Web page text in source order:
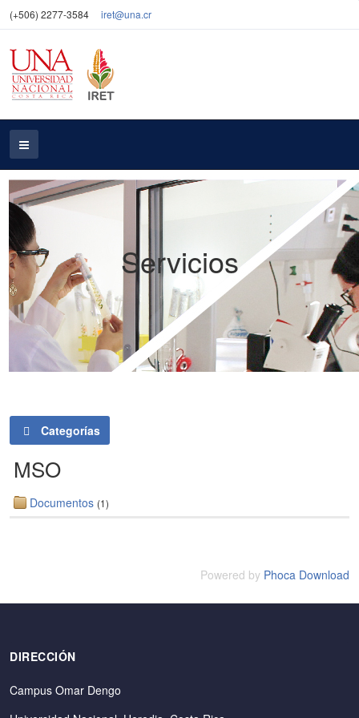
(+506) 2277-3584 iret@una.cr
Servicios
Categorías
MSO
Documentos (1)
Powered by Phoca Download
DIRECCIÓN
Campus Omar Dengo